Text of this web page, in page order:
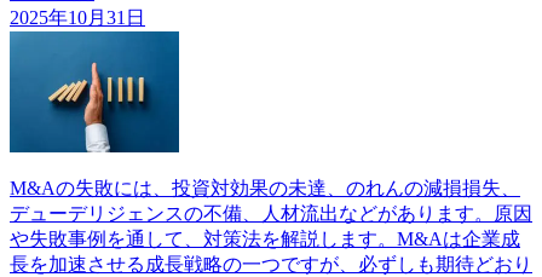
2025年10月31日
M&Aの失敗には、投資対効果の未達、のれんの減損損失、
デューデリジェンスの不備、人材流出などがあります。原因
や失敗事例を通して、対策法を解説します。M&Aは企業成
長を加速させる成長戦略の一つですが、必ずしも期待どおり